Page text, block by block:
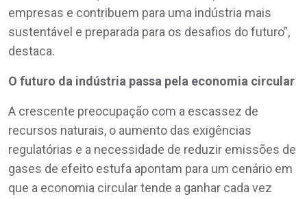
empresas e contribuem para uma indústria mais
sustentável e preparada para os desafios do futuro”,
destaca.
O futuro da indústria passa pela economia circular
A crescente preocupação com a escassez de
recursos naturais, o aumento das exigências
regulatórias e a necessidade de reduzir emissões de
gases de efeito estufa apontam para um cenário em
que a economia circular tende a ganhar cada vez